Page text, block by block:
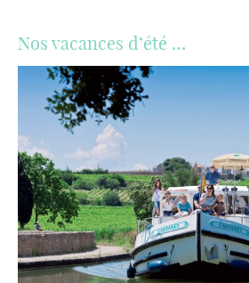
Nos vacances d’été …